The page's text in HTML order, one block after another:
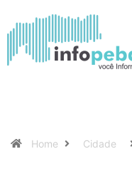
Home Cidade